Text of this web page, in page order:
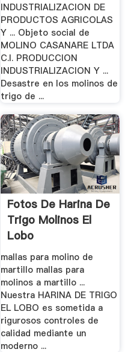
INDUSTRIALIZACION DE
PRODUCTOS AGRICOLAS
Y ... Objeto social de
MOLINO CASANARE LTDA
C.I. PRODUCCION
INDUSTRIALIZACION Y ...
Desastre en los molinos de
trigo de ...
Fotos De Harina De
Trigo Molinos El
Lobo
mallas para molino de
martillo mallas para
molinos a martillo ...
Nuestra HARINA DE TRIGO
EL LOBO es sometida a
rigurosos controles de
calidad mediante un
moderno ...